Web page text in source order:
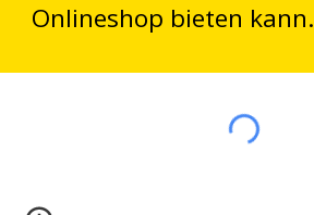
Onlineshop bieten kann.